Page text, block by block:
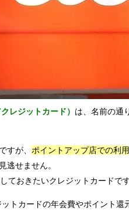
レジットカード） は、名前の通
すが、 ポイントアップ店での利用
逃せません。
ておきたいクレジットカードです
トカードの年会費やポイント